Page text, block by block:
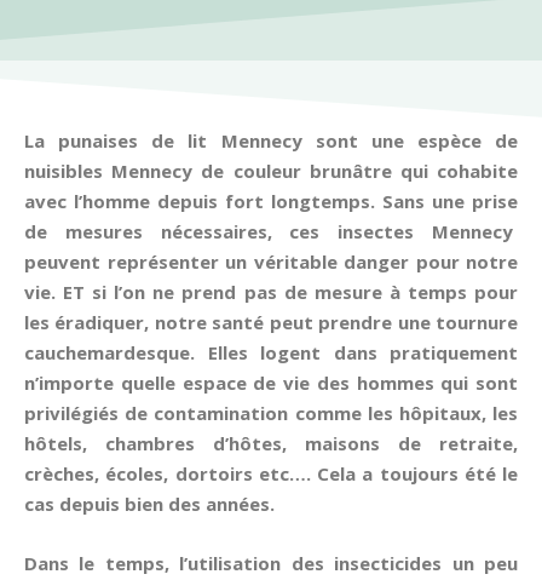
La punaises de lit Mennecy sont une espèce de
nuisibles Mennecy de couleur brunâtre qui cohabite
avec l’homme depuis fort longtemps. Sans une prise
de mesures nécessaires, ces insectes Mennecy
peuvent représenter un véritable danger pour notre
vie. ET si l’on ne prend pas de mesure à temps pour
les éradiquer, notre santé peut prendre une tournure
cauchemardesque. Elles logent dans pratiquement
n’importe quelle espace de vie des hommes qui sont
privilégiés de contamination comme les hôpitaux, les
hôtels, chambres d’hôtes, maisons de retraite,
crèches, écoles, dortoirs etc…. Cela a toujours été le
cas depuis bien des années.
Dans le temps, l’utilisation des insecticides un peu